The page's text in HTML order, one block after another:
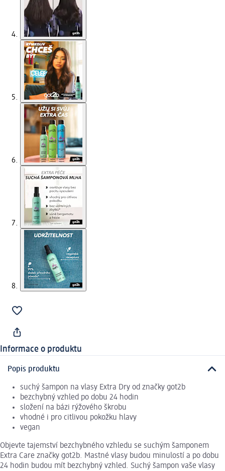
Informace o produktu
Popis produktu
suchý šampon na vlasy Extra Dry od značky got2b
bezchybný vzhled po dobu 24 hodin
složení na bázi rýžového škrobu
vhodné i pro citlivou pokožku hlavy
vegan
Objevte tajemství bezchybného vzhledu se suchým šamponem
Extra Care značky got2b. Mastné vlasy budou minulostí a po dobu
24 hodin budou mít bezchybný vzhled. Suchý šampon vaše vlasy